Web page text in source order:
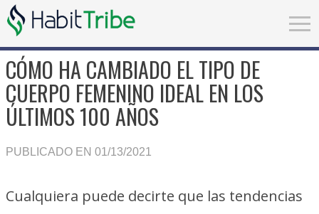
CÓMO HA CAMBIADO EL TIPO DE
CUERPO FEMENINO IDEAL EN LOS
ÚLTIMOS 100 AÑOS
PUBLICADO EN 01/13/2021
Cualquiera puede decirte que las tendencias